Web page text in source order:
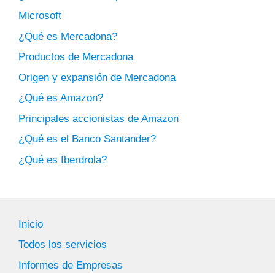
Microsoft
¿Qué es Mercadona?
Productos de Mercadona
Origen y expansión de Mercadona
¿Qué es Amazon?
Principales accionistas de Amazon
¿Qué es el Banco Santander?
¿Qué es Iberdrola?
Inicio
Todos los servicios
Informes de Empresas